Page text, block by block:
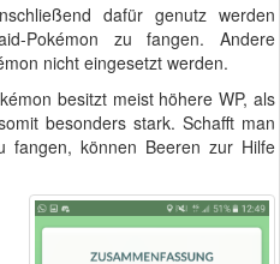
dafür genutz werden
Pokémon zu fangen. Andere
nicht eingesetzt werden.
besitzt meist höhere WP, als
besonders stark. Schafft man
fangen, können Beeren zur Hilfe